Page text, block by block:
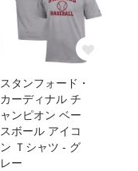
スタンフォード・
カーディナル チ
ャンピオン ベー
スボール アイコ
ン Ｔシャツ - グ
レー